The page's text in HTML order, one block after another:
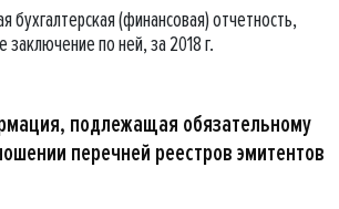
бухгалтерская (финансовая) отчетность,
заключение по ней, за 2018 г.
подлежащая обязательному
перечней реестров эмитентов